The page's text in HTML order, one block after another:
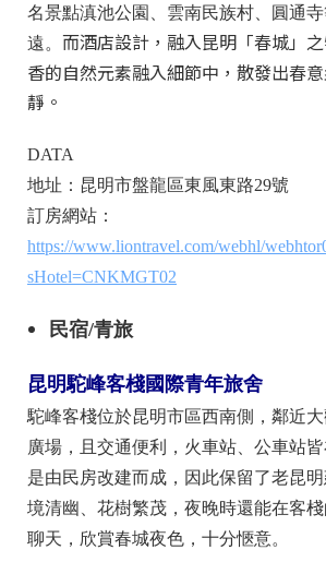
shtml
昆明中心假日酒店位於昆明市中心，距
15分鐘的路程，鄰近昆明火車站與昆明
廣場、南屏街、翠湖公園等，且交通便
名景點滇池公園、雲南民族村、圓通寺
香的自然元素融入細節中，散發出春意
DATA
地址：昆明市盤龍區東風東路29號
訂房網站：
https://www.liontravel.com/webhl/
sHotel=CNKMGT02